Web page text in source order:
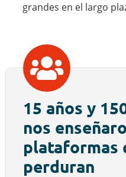
grandes en el largo
15 años y
nos
plataformas
perduran